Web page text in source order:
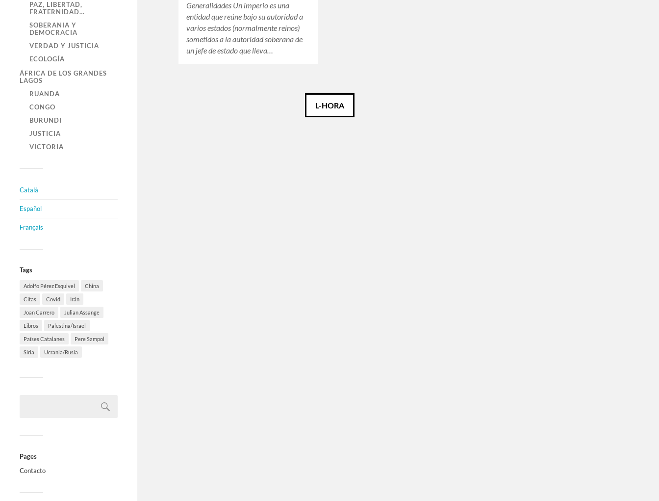
PAZ, LIBERTAD,
FRATERNIDAD…
SOBERANIA Y
DEMOCRACIA
VERDAD Y JUSTICIA
ECOLOGÍA
ÁFRICA DE LOS GRANDES
LAGOS
RUANDA
CONGO
BURUNDI
JUSTICIA
VICTORIA
Català
Español
Français
Tags
Adolfo Pérez Esquivel China
Citas Covid Irán
Joan Carrero Julian Assange
Libros Palestina/Israel
Países Catalanes Pere Sampol
Siria Ucrania/Rusia
Pages
Contacto
Generalidades Un imperio es una
entidad que reúne bajo su autoridad a
varios estados (normalmente reinos)
sometidos a la autoridad soberana de
un jefe de estado que lleva…
L-HORA